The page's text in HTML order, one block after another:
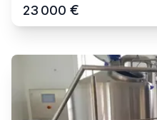
23 000 €